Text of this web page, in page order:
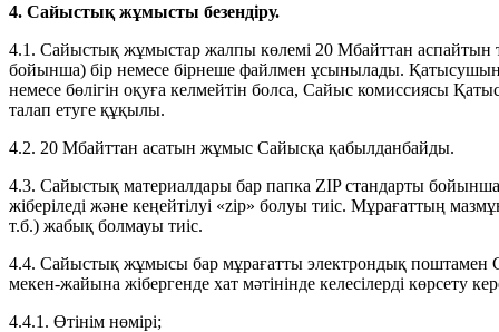
4. Сайыстық жұмысты безендіру.
4.1. Сайыстық жұмыстар жалпы көлемі 20 Мбайттан
бойынша) бір немесе бірнеше файлмен ұсынылады.
немесе бөлігін оқуға келмейтін болса, Сайыс комиссиясы
талап етуге құқылы.
4.2. 20 Мбайттан асатын жұмыс Сайысқа қабылданбайды.
4.3. Сайыстық материалдары бар папка ZIP стандарты
жіберіледі және кеңейтілуі «zip» болуы тиіс. Мұрағаттың
т.б.) жабық болмауы тиіс.
4.4. Сайыстық жұмысы бар мұрағатты электрондық
мекен-жайына жібергенде хат мәтінінде келесілерді көрсету
4.4.1. Өтінім нөмірі;